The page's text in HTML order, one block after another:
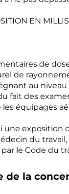
EN
de
de
au
fait des
équipages
une exposition
du
le Code du
de la